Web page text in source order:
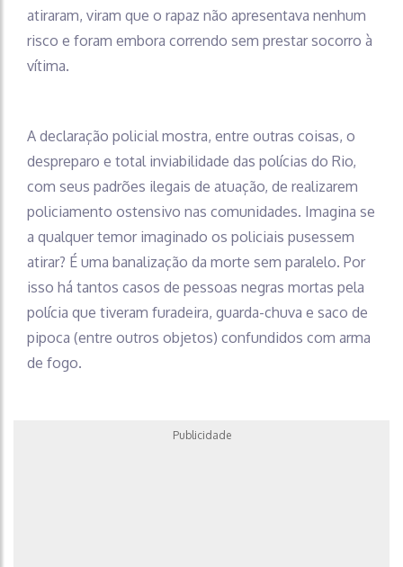
atiraram, viram que o rapaz não apresentava nenhum
risco e foram embora correndo sem prestar socorro à
vítima.
A declaração policial mostra, entre outras coisas, o
despreparo e total inviabilidade das polícias do Rio,
com seus padrões ilegais de atuação, de realizarem
policiamento ostensivo nas comunidades. Imagina se
a qualquer temor imaginado os policiais pusessem
atirar? É uma banalização da morte sem paralelo. Por
isso há tantos casos de pessoas negras mortas pela
polícia que tiveram furadeira, guarda-chuva e saco de
pipoca (entre outros objetos) confundidos com arma
de fogo.
Publicidade